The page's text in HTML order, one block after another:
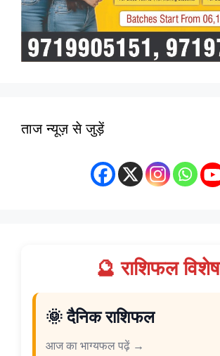
ताज न्यूज़ से जुड़ें
🔮 राशिफल विशेष
🌞 दैनिक राशिफल
आज का भाग्यफल पढ़ें →